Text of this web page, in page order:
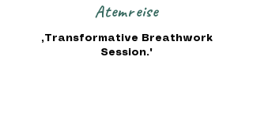
Atemreise
„Transformative Breathwork
Session."